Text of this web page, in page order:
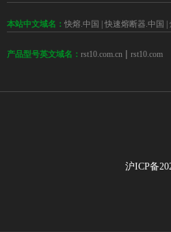
本站中文域名： 快熔.中国 快速熔断器.中国
产品型号英文域名： rst10.com.cn | rst10.com
沪ICP备